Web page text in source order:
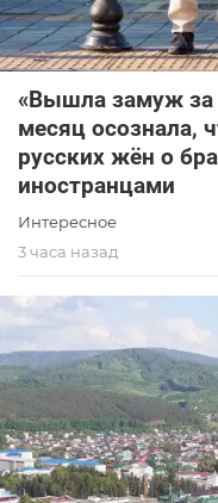
«Вышла замуж за
месяц осознала,
русских жён о
иностранцами
Интересное
3 часа назад